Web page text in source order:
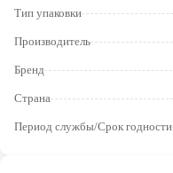
Тип упаковки
Производитель
Бренд
Страна
Период службы/Срок годности